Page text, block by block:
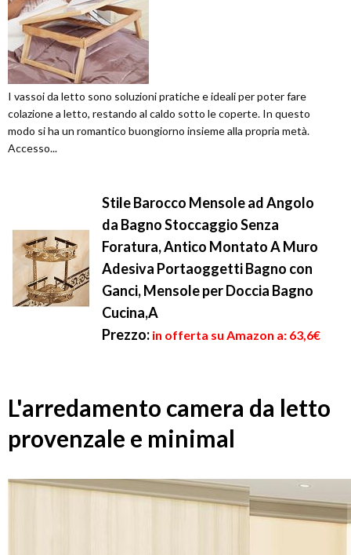
I vassoi da letto sono soluzioni pratiche e ideali per poter fare
colazione a letto, restando al caldo sotto le coperte. In questo
modo si ha un romantico buongiorno insieme alla propria metà.
Accesso...
Stile Barocco Mensole ad Angolo
da Bagno Stoccaggio Senza
Foratura, Antico Montato A Muro
Adesiva Portaoggetti Bagno con
Ganci, Mensole per Doccia Bagno
Cucina,A
Prezzo: in offerta su Amazon a: 63,6€
L'arredamento camera da letto
provenzale e minimal